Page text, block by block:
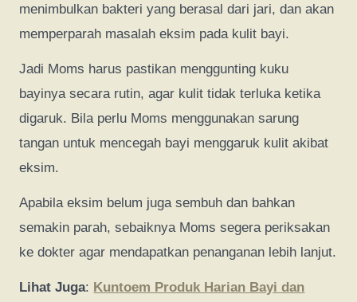
menimbulkan bakteri yang berasal dari jari, dan akan
memperparah masalah eksim pada kulit bayi.
Jadi Moms harus pastikan menggunting kuku
bayinya secara rutin, agar kulit tidak terluka ketika
digaruk. Bila perlu Moms menggunakan sarung
tangan untuk mencegah bayi menggaruk kulit akibat
eksim.
Apabila eksim belum juga sembuh dan bahkan
semakin parah, sebaiknya Moms segera periksakan
ke dokter agar mendapatkan penanganan lebih lanjut.
Lihat Juga: Kuntoem Produk Harian Bayi dan